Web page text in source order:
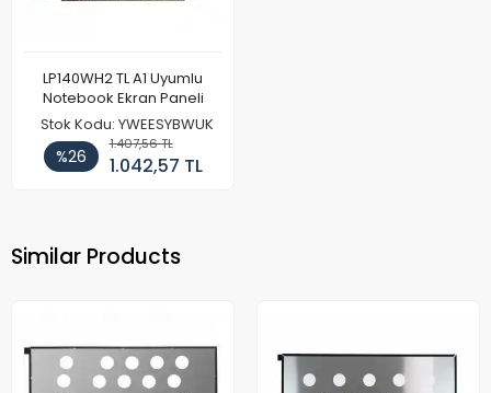
LP140WH2 TL A1 Uyumlu
Notebook Ekran Paneli
Stok Kodu: YWEESYBWUK
%26
1.407,56 TL
1.042,57 TL
Similar Products